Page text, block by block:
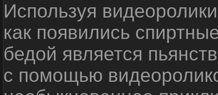
Используя
как появились
бедой является
с помощью